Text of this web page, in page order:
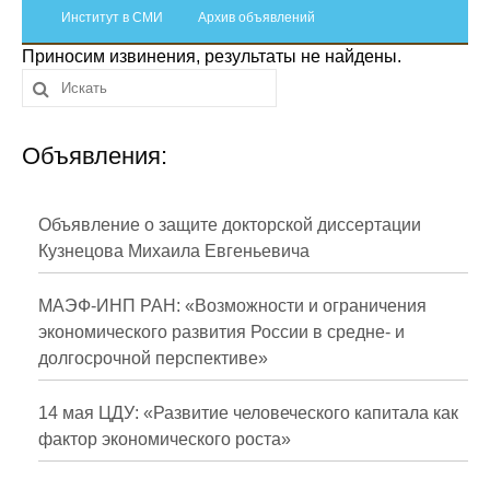
Отчетность
Противодействие коррупции
Материалы для СМИ
Публикации
Научная жизнь
Проблемы прогнозирования
О журнале
Номера журналов
Институт в СМИ Архив объявлений
Приносим извинения, результаты не найдены.
Объявления:
Объявление о защите докторской диссертации
Кузнецова Михаила Евгеньевича
МАЭФ-ИНП РАН: «Возможности и ограничения
экономического развития России в средне- и
долгосрочной перспективе»
14 мая ЦДУ: «Развитие человеческого капитала как
фактор экономического роста»